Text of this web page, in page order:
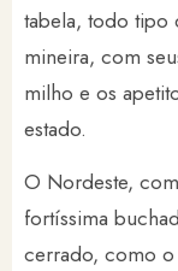
tabela, todo tipo
mineira, com
milho e os
estado.
O Nordeste,
fortíssima
cerrado, como